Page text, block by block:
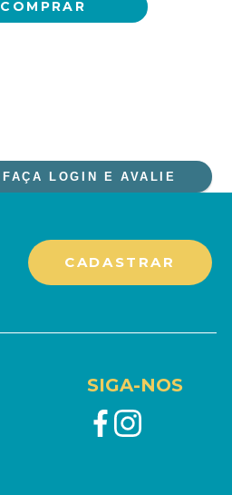
COMPRAR
FAÇA LOGIN E AVALIE
SIGA-NOS